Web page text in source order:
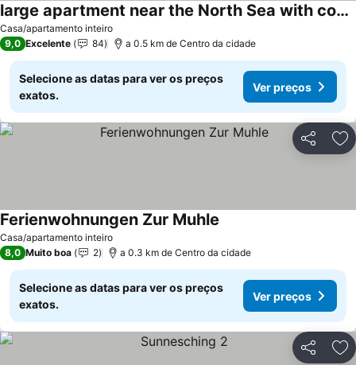
Casa/apartamento inteiro
large apartment near the North Sea with conservatory, fireplace, sauna
9,0 Excelente 84 a 0.5 km de Centro da cidade
Selecione as datas para ver os preços
exatos.
Ver preços
Partilhar
Casa/apartamento inteiro
Ferienwohnungen Zur Muhle
8,0 Muito boa 2 a 0.3 km de Centro da cidade
Selecione as datas para ver os preços
exatos.
Ver preços
Partilhar